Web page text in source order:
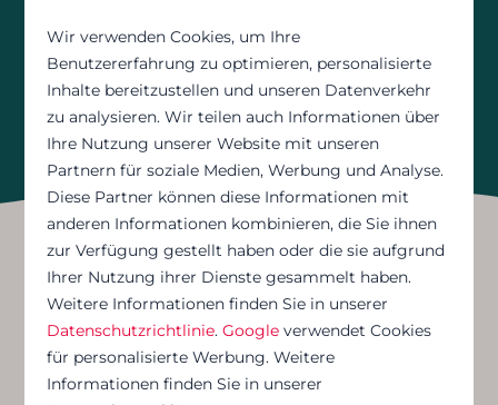
Warum sollten Sie sich für
eines unserer
Wir verwenden Cookies, um Ihre
Benutzererfahrung zu optimieren, personalisierte
Inhalte bereitzustellen und unseren Datenverkehr
zu analysieren. Wir teilen auch Informationen über
Ihre Nutzung unserer Website mit unseren
Partnern für soziale Medien, Werbung und Analyse.
Diese Partner können diese Informationen mit
anderen Informationen kombinieren, die Sie ihnen
zur Verfügung gestellt haben oder die sie aufgrund
Ihrer Nutzung ihrer Dienste gesammelt haben.
Weitere Informationen finden Sie in unserer
Datenschutzrichtlinie.Google verwendet Cookies
für personalisierte Werbung. Weitere
Informationen finden Sie in unserer